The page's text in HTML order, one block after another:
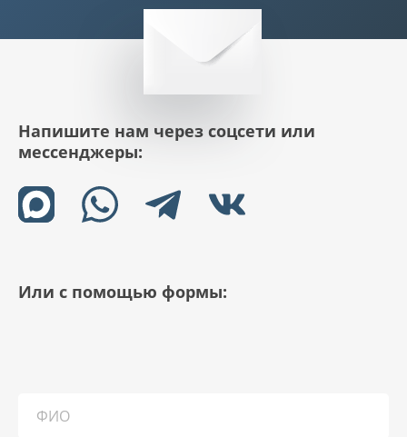
Напишите нам через соцсети или
мессенджеры:
Или с помощью формы: